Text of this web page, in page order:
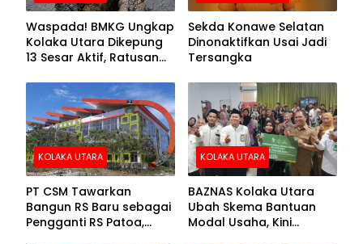
Waspada! BMKG Ungkap
Kolaka Utara Dikepung
13 Sesar Aktif, Ratusan
Sekda Konawe Selatan
Dinonaktifkan Usai Jadi
Tersangka
KOLAKA UTARA
PT CSM Tawarkan
Bangun RS Baru sebagai
Pengganti RS Patoa,
KOLAKA UTARA
BAZNAS Kolaka Utara
Ubah Skema Bantuan
Modal Usaha, Kini